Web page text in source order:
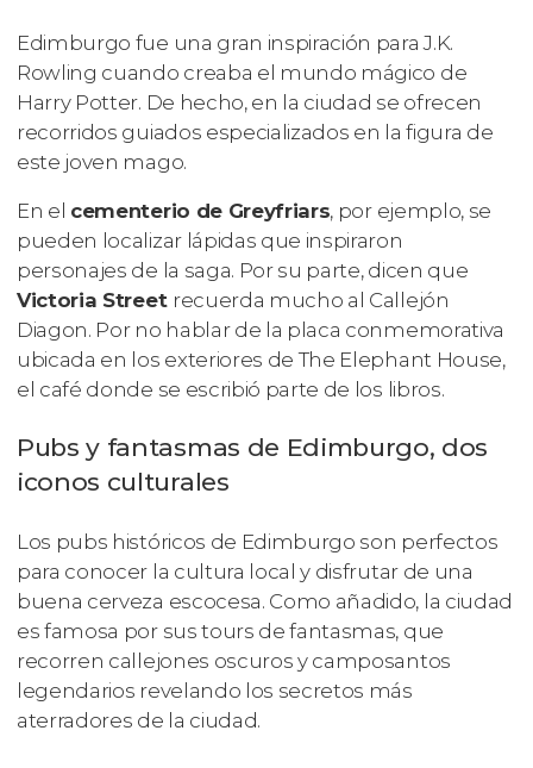
Edimburgo fue una gran inspiración para J.K.
Rowling cuando creaba el mundo mágico de
Harry Potter. De hecho, en la ciudad se ofrecen
recorridos guiados especializados en la figura de
este joven mago.
En el cementerio de Greyfriars, por ejemplo, se
pueden localizar lápidas que inspiraron
personajes de la saga. Por su parte, dicen que
Victoria Street recuerda mucho al Callejón
Diagon. Por no hablar de la placa conmemorativa
ubicada en los exteriores de The Elephant House,
el café donde se escribió parte de los libros.
Pubs y fantasmas de Edimburgo, dos
iconos culturales
Los pubs históricos de Edimburgo son perfectos
para conocer la cultura local y disfrutar de una
buena cerveza escocesa. Como añadido, la ciudad
es famosa por sus tours de fantasmas, que
recorren callejones oscuros y camposantos
legendarios revelando los secretos más
aterradores de la ciudad.